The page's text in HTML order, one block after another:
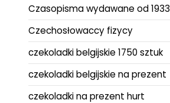
Czasopisma wydawane od 1933
Czechosłowaccy fizycy
czekoladki belgijskie 1750 sztuk
czekoladki belgijskie na prezent
czekoladki na prezent hurt